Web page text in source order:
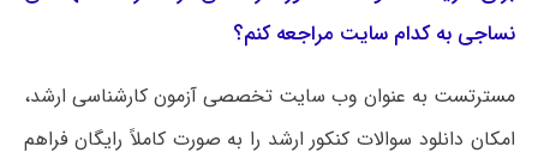
نساجی به کدام سایت مراجعه کنم؟
مسترتست به عنوان وب سایت تخصصی آزمون کارشناسی ارشد،
امکان دانلود سوالات کنکور ارشد را به صورت کاملاً رایگان فراهم